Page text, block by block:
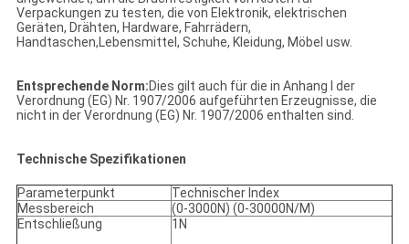
Verpackungen zu testen, die von Elektronik, elektrischen
Geräten, Drähten, Hardware, Fahrrädern,
Handtaschen,Lebensmittel, Schuhe, Kleidung, Möbel usw.
Entsprechende Norm:Dies gilt auch für die in Anhang I der
Verordnung (EG) Nr. 1907/2006 aufgeführten Erzeugnisse, die
nicht in der Verordnung (EG) Nr. 1907/2006 enthalten sind.
Technische Spezifikationen
Parameterpunkt
Technischer Index
Messbereich
(0-3000N) (0-30000N/M)
Entschließung
1N